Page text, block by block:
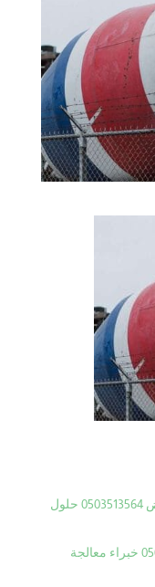
أفضل خدمات معالجة الخرسانة في الرياض 0503513564 حلول
شركة هبوط الاساسات بالرياض 0503513564 خبراء معالجة